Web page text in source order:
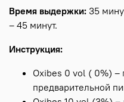
Время выдержки: 35
– 45 минут.
Инструкция:
Oxibes 0 vol ( 0%) –
предварительной